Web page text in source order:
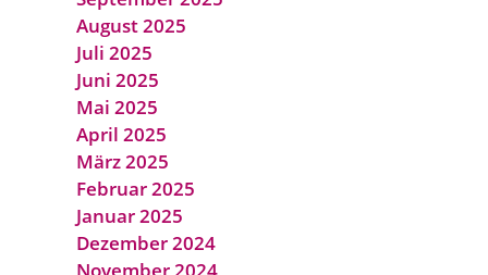
August 2025
Juli 2025
Juni 2025
Mai 2025
April 2025
März 2025
Februar 2025
Januar 2025
Dezember 2024